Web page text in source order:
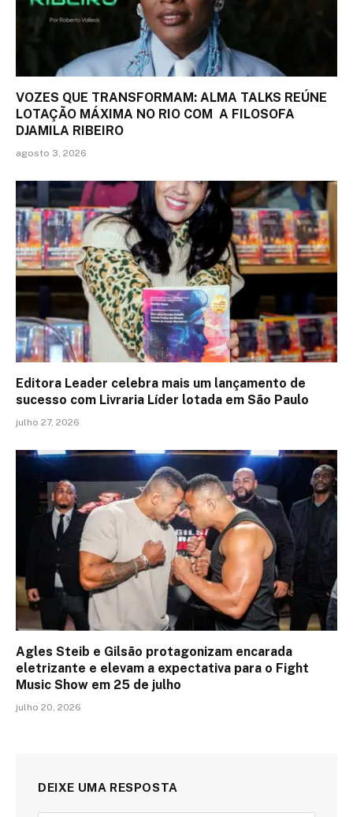
VOZES QUE TRANSFORMAM: ALMA TALKS REÚNE
LOTAÇÃO MÁXIMA NO RIO COM A FILOSOFA
DJAMILA RIBEIRO
agosto 3, 2026
Editora Leader celebra mais um lançamento de
sucesso com Livraria Líder lotada em São Paulo
julho 27, 2026
Agles Steib e Gilsão protagonizam encarada
eletrizante e elevam a expectativa para o Fight
Music Show em 25 de julho
julho 20, 2026
DEIXE UMA RESPOSTA